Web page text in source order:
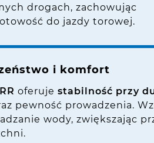
drogach, zachowując
do jazdy torowej.
i komfort
oferuje stabilność przy
pewność prowadzenia.
wody, zwiększając